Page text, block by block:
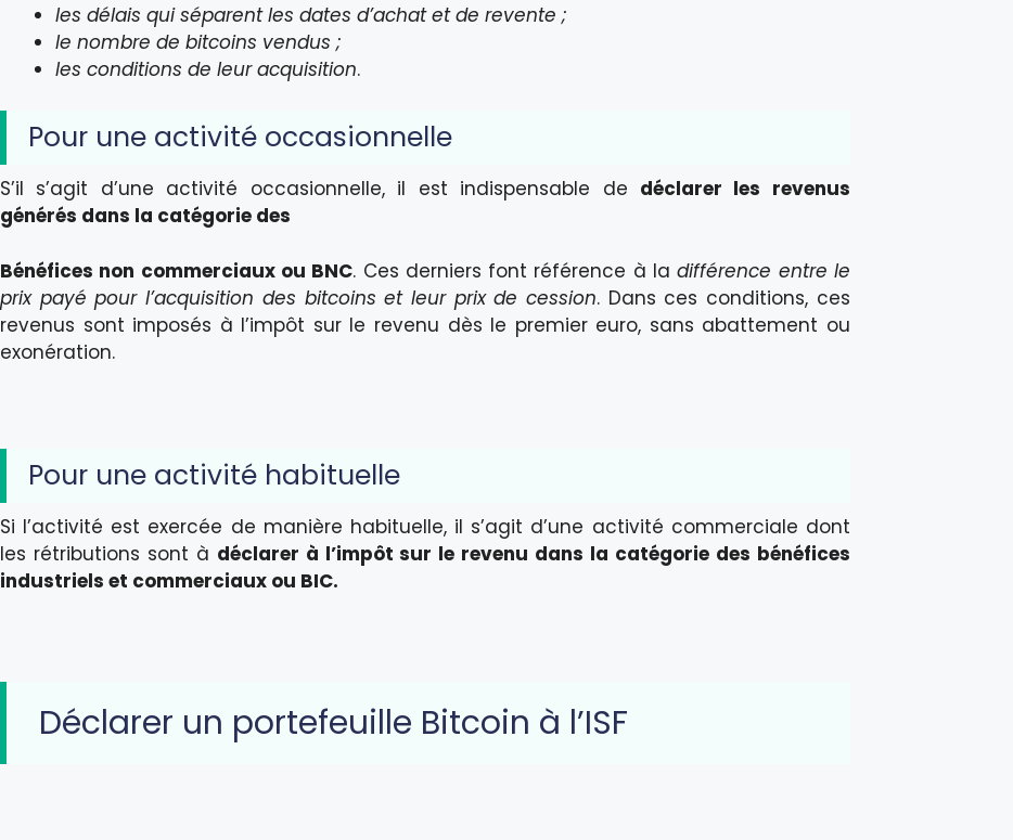
les délais qui séparent les dates d’achat et de revente ;
le nombre de bitcoins vendus ;
les conditions de leur acquisition.
Pour une activité occasionnelle
S’il s’agit d’une activité occasionnelle, il est indispensable de déclarer les revenus
générés dans la catégorie des
Bénéfices non commerciaux ou BNC. Ces derniers font référence à ladifférence entre le
prix payé pour l’acquisition des bitcoins et leur prix de cession. Dans ces conditions, ces
revenus sont imposés à l’impôt sur le revenu dès le premier euro, sans abattement ou
exonération.
Pour une activité habituelle
Si l’activité est exercée de manière habituelle, il s’agit d’une activité commerciale dont
les rétributions sont à déclarer à l’impôt sur le revenu dans la catégorie des bénéfices
industriels et commerciaux ou BIC.
Déclarer un portefeuille Bitcoin à l’ISF